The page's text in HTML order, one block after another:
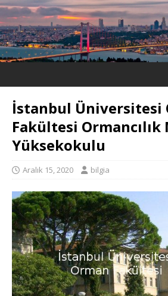
İstanbul Üniversitesi
Fakültesi Ormancılık
Yüksekokulu
Aralık 15, 2020 bilgia